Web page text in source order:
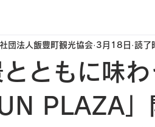
ともに味
PLAZA」
団法人飯豊町観光協会 3月18日 読了